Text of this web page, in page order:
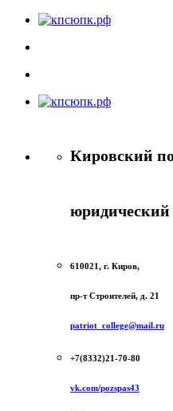
Кировский
610021, г. Киров,
пр-т Строителей, д. 21
patriot_college@mail.ru
+7(8332)21-70-80
vk.com/pozspas43